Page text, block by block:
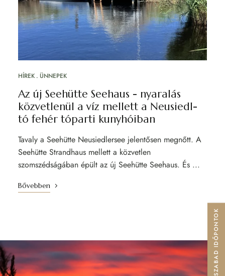
HÍREK ÜNNEPEK
Az új Seehütte Seehaus - nyaralás
közvetlenül a víz mellett a Neusiedl-
tó fehér tóparti kunyhóiban
Tavaly a Seehütte Neusiedlersee jelentősen megnőtt. A
Seehütte Strandhaus mellett a közvetlen
szomszédságában épült az új Seehütte Seehaus. És ...
Bővebben
SZABAD IDŐPONTOK